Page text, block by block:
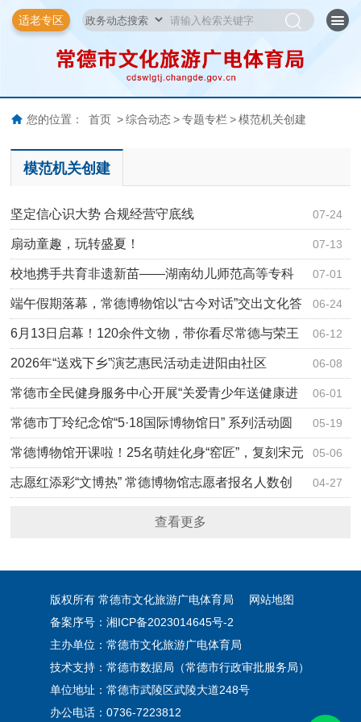
适老专区
您的位置： 首页 > 综合动态 > 专题专栏 > 模范机关创建
模范机关创建
07-24
坚定信心识大势 合规经营守底线
07-13
扇动童趣，玩转盛夏！
07-01
校地携手共育非遗新苗——湖南幼儿师范高等专科
学校举办… 06-24
端午假期落幕，常德博物馆以“古今对话”交出文化答
卷 06-12
6月13日启幕！120余件文物，带你看尽常德与荣王
家族的百… 06-08
2026年“送戏下乡”演艺惠民活动走进阳由社区
06-01
常德市全民健身服务中心开展“关爱青少年送健康进
校园”… 05-19
常德市丁玲纪念馆“5·18国际博物馆日” 系列活动圆
满落幕 05-06
常德博物馆开课啦！25名萌娃化身“窑匠”，复刻宋元
迷你瓷 04-27
志愿红添彩“文博热” 常德博物馆志愿者报名人数创
查看更多
版权所有 常德市文化旅游广电体育局
网站地图
备案序号：湘ICP备2023014645号-2
主办单位：常德市文化旅游广电体育局
技术支持：常德市数据局（常德市行政审批服务局）
单位地址：常德市武陵区武陵大道248号
办公电话：0736-7223812